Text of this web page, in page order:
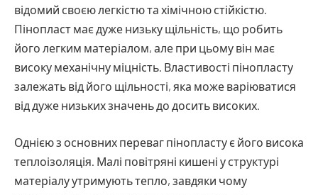
відомий своєю легкістю та хімічною стійкістю.
Пінопласт має дуже низьку щільність, що робить
його легким матеріалом, але при цьому він має
високу механічну міцність. Властивості пінопласту
залежать від його щільності, яка може варіюватися
від дуже низьких значень до досить високих.
Однією з основних переваг пінопласту є його висока
теплоізоляція. Малі повітряні кишені у структурі
матеріалу утримують тепло, завдяки чому